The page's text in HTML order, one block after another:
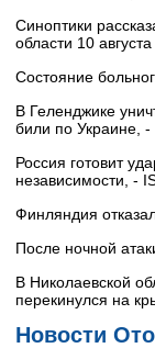
Синоптики
области 10 августа
Состояние
В Геленджике
били по Украине,
Россия готовит
независимости, -
Финляндия
После ночной
В Николаевской
перекинулся на
Новости